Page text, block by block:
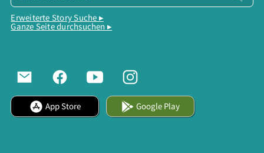
Erweiterte Story Suche ▸
Ganze Seite durchsuchen ▸
App Store Google Play